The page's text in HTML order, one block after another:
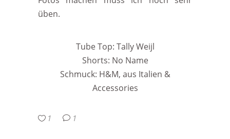
üben.
Tube Top: Tally Weijl
Shorts: No Name
Schmuck: H&M, aus Italien &
Accessories
1 1